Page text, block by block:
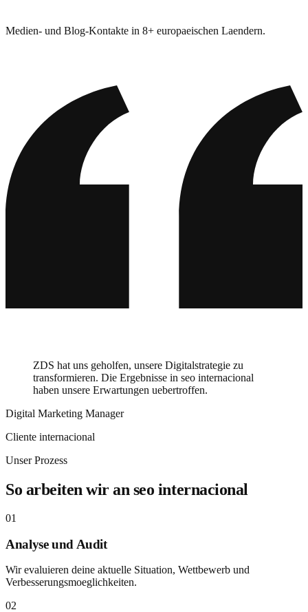
Medien- und Blog-Kontakte in 8+ europaeischen Laendern.
ZDS hat uns geholfen, unsere Digitalstrategie zu
transformieren. Die Ergebnisse in seo internacional
haben unsere Erwartungen uebertroffen.
Digital Marketing Manager
Cliente internacional
Unser Prozess
So arbeiten wir an seo internacional
01
Analyse und Audit
Wir evaluieren deine aktuelle Situation, Wettbewerb und
Verbesserungsmoeglichkeiten.
02